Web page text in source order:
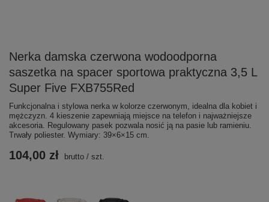
Nerka damska czerwona wodoodporna
saszetka na spacer sportowa praktyczna 3,5 L
Super Five FXB755Red
Funkcjonalna i stylowa nerka w kolorze czerwonym, idealna dla kobiet i
mężczyzn. 4 kieszenie zapewniają miejsce na telefon i najważniejsze
akcesoria. Regulowany pasek pozwala nosić ją na pasie lub ramieniu.
Trwały poliester. Wymiary: 39×6×15 cm.
104,00 zł brutto / szt.